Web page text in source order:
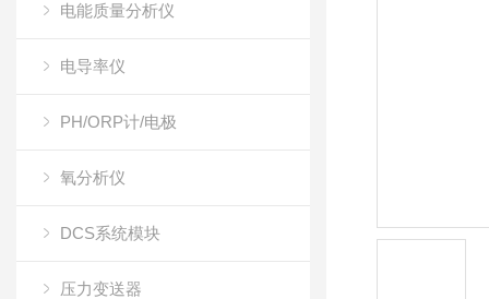
电能质量分析仪
电导率仪
PH/ORP计/电极
氧分析仪
DCS系统模块
压力变送器